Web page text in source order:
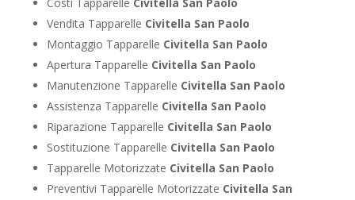
Vendita Tapparelle Civitella San Paolo
Montaggio Tapparelle Civitella San Paolo
Apertura Tapparelle Civitella San Paolo
Manutenzione Tapparelle Civitella San Paolo
Assistenza Tapparelle Civitella San Paolo
Riparazione Tapparelle Civitella San Paolo
Sostituzione Tapparelle Civitella San Paolo
Tapparelle Motorizzate Civitella San Paolo
Preventivi Tapparelle Motorizzate Civitella San